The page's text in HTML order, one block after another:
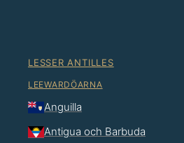
LESSER ANTILLES
LEEWARDÖARNA
Anguilla
Antigua och Barbuda